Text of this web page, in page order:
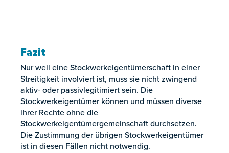
Fazit
Nur weil eine Stockwerkeigentümerschaft in einer
Streitigkeit involviert ist, muss sie nicht zwingend
aktiv- oder passivlegitimiert sein. Die
Stockwerkeigentümer können und müssen diverse
ihrer Rechte ohne die
Stockwerkeigentümergemeinschaft durchsetzen.
Die Zustimmung der übrigen Stockwerkeigentümer
ist in diesen Fällen nicht notwendig.